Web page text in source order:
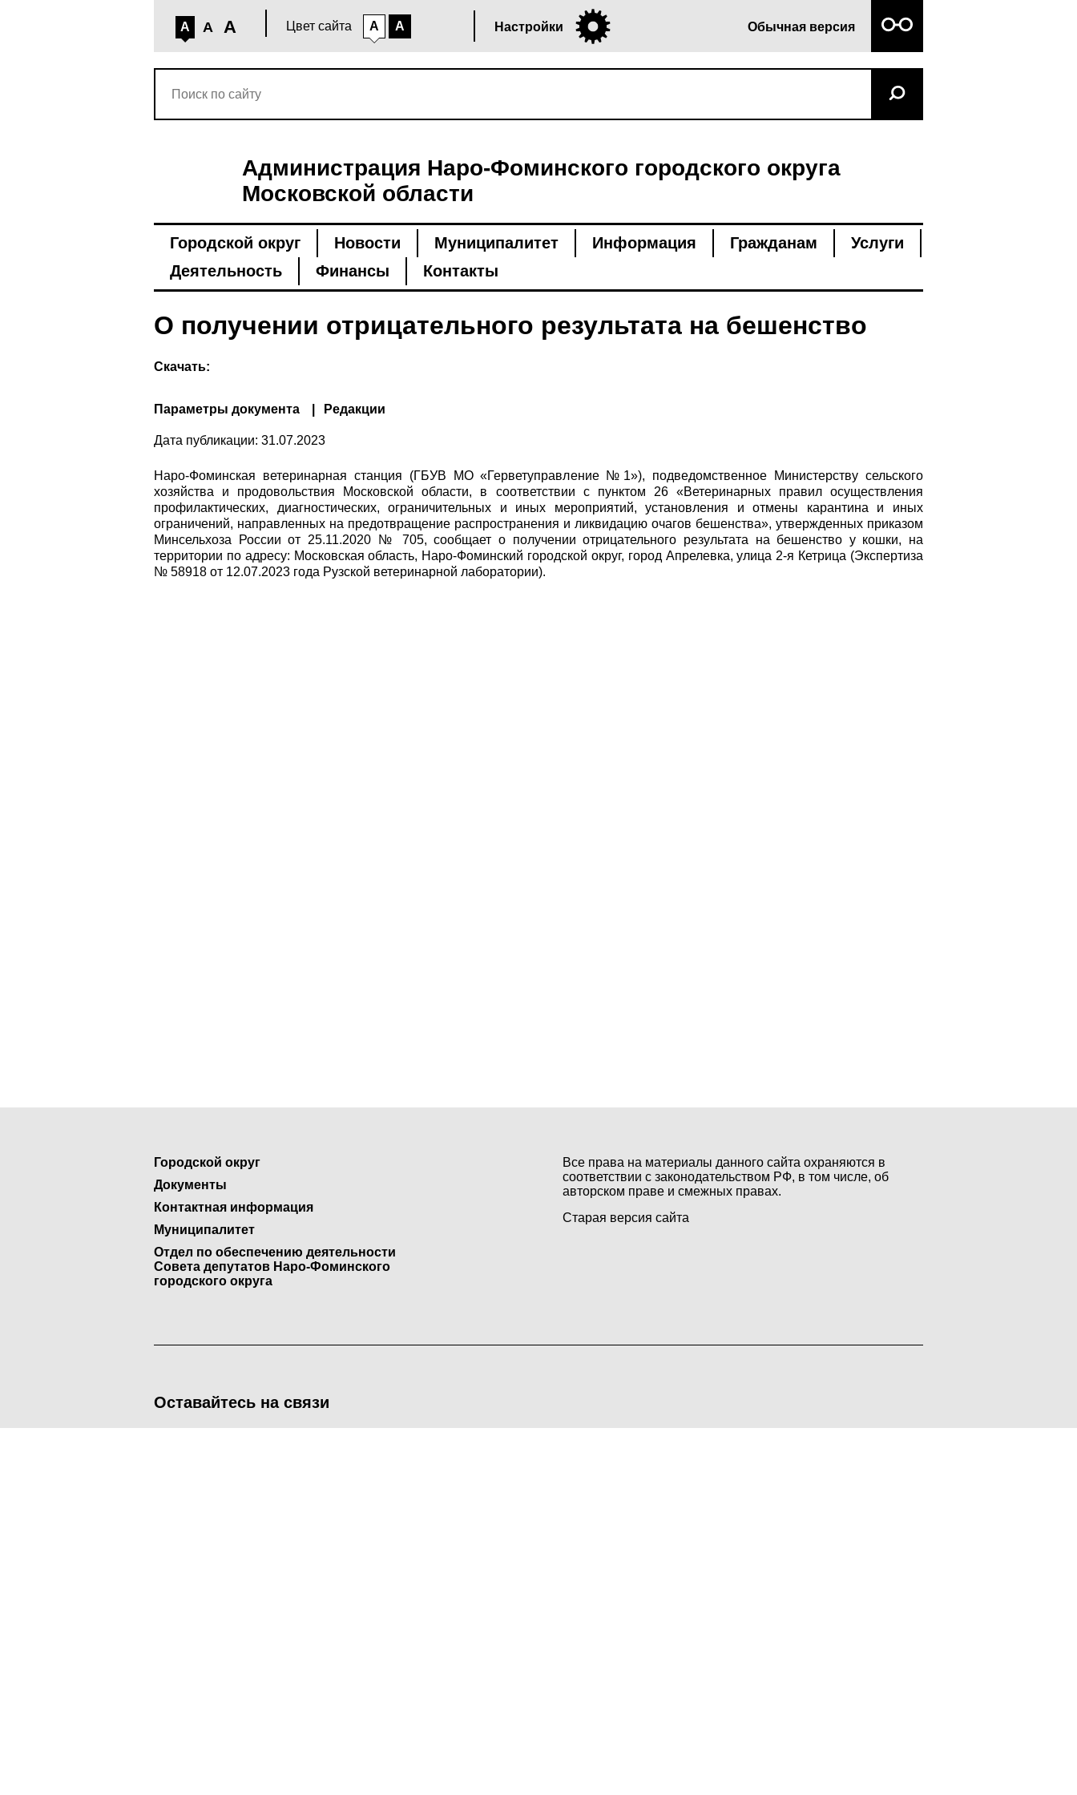
A A A Цвет сайта A A Настройки Обычная версия
Администрация Наро-Фоминского городского округа
Московской области
Городской округ Новости Муниципалитет Информация Гражданам
Услуги
Деятельность
Финансы Контакты
О получении отрицательного результата на бешенство
Скачать:
Параметры документа Редакции
Дата публикации: 31.07.2023
Наро-Фоминская ветеринарная станция (ГБУВ МО «Герветуправление №1»), подведомственное Министерству сельского
хозяйства и продовольствия Московской области, в соответствии с пунктом 26 «Ветеринарных правил осуществления
профилактических, диагностических, ограничительных и иных мероприятий, установления и отмены карантина и иных
ограничений, направленных на предотвращение распространения и ликвидацию очагов бешенства», утвержденных приказом
Минсельхоза России от 25.11.2020 № 705, сообщает о получении отрицательного результата на бешенство у кошки, на
территории по адресу: Московская область, Наро-Фоминский городской округ, город Апрелевка, улица 2-я Кетрица (Экспертиза
№ 58918 от 12.07.2023 года Рузской ветеринарной лаборатории).
Городской округ
Документы
Контактная информация
Муниципалитет
Отдел по обеспечению деятельности
Совета депутатов Наро-Фоминского
городского округа
Все права на материалы данного сайта охраняются в
соответствии с законодательством РФ, в том числе, об
авторском праве и смежных правах.
Старая версия сайта
Оставайтесь на связи